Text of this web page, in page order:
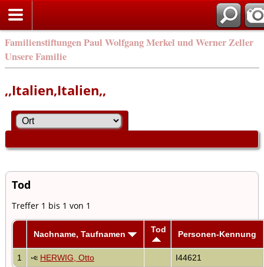
Familienstiftungen Paul Wolfgang Merkel und Werner Zeller
Unsere Familie
,,Italien,Italien,,
Tod
Treffer 1 bis 1 von 1
Nachname, Taufnamen Tod Personen-Kennung
1 HERWIG, Otto I44621